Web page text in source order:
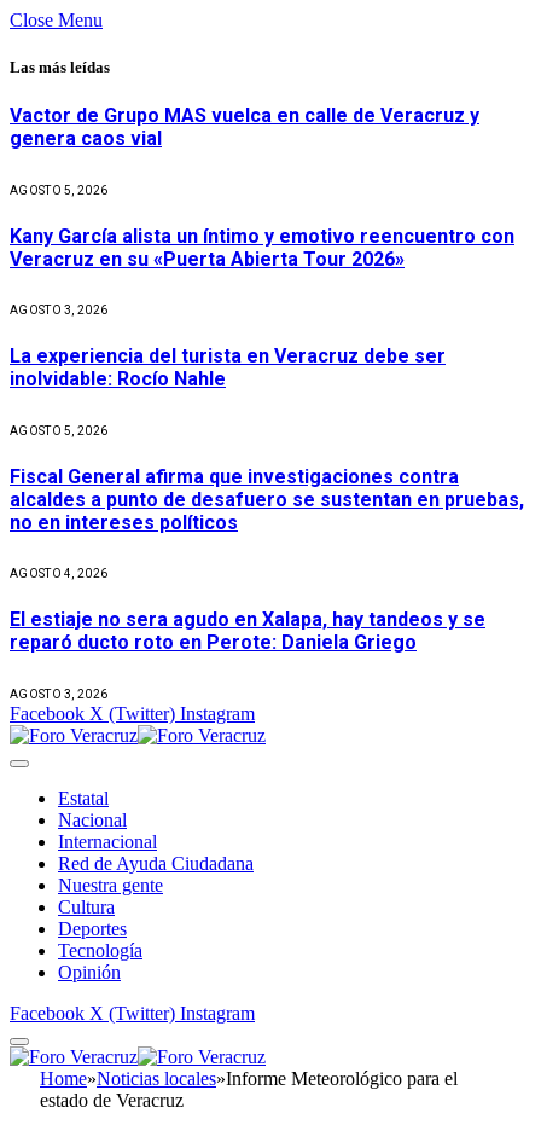
Close Menu
Las más leídas
Vactor de Grupo MAS vuelca en calle de Veracruz y
genera caos vial
AGOSTO 5, 2026
Kany García alista un íntimo y emotivo reencuentro con
Veracruz en su «Puerta Abierta Tour 2026»
AGOSTO 3, 2026
La experiencia del turista en Veracruz debe ser
inolvidable: Rocío Nahle
AGOSTO 5, 2026
Fiscal General afirma que investigaciones contra
alcaldes a punto de desafuero se sustentan en pruebas,
no en intereses políticos
AGOSTO 4, 2026
El estiaje no sera agudo en Xalapa, hay tandeos y se
reparó ducto roto en Perote: Daniela Griego
AGOSTO 3, 2026
Facebook X (Twitter) Instagram
Estatal
Nacional
Internacional
Red de Ayuda Ciudadana
Nuestra gente
Cultura
Deportes
Tecnología
Opinión
Facebook X (Twitter) Instagram
Home»Noticias locales»Informe Meteorológico para el
estado de Veracruz